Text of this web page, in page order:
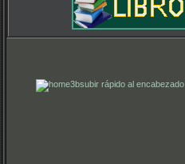
subir rápido al encabezado